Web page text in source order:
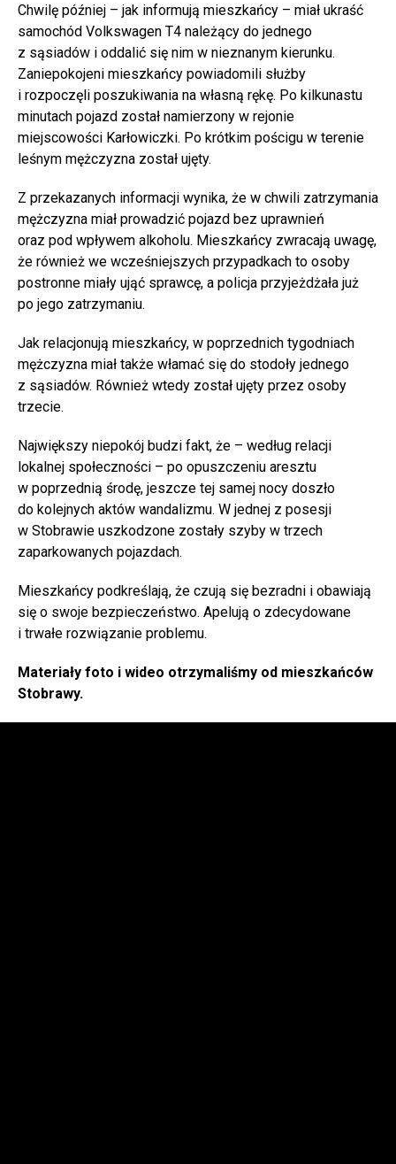
Chwilę później – jak informują mieszkańcy – miał ukraść
samochód Volkswagen T4 należący do jednego
z sąsiadów i oddalić się nim w nieznanym kierunku.
Zaniepokojeni mieszkańcy powiadomili służby
i rozpoczęli poszukiwania na własną rękę. Po kilkunastu
minutach pojazd został namierzony w rejonie
miejscowości Karłowiczki. Po krótkim pościgu w terenie
leśnym mężczyzna został ujęty.
Z przekazanych informacji wynika, że w chwili zatrzymania
mężczyzna miał prowadzić pojazd bez uprawnień
oraz pod wpływem alkoholu. Mieszkańcy zwracają uwagę,
że również we wcześniejszych przypadkach to osoby
postronne miały ująć sprawcę, a policja przyjeżdżała już
po jego zatrzymaniu.
Jak relacjonują mieszkańcy, w poprzednich tygodniach
mężczyzna miał także włamać się do stodoły jednego
z sąsiadów. Również wtedy został ujęty przez osoby
trzecie.
Największy niepokój budzi fakt, że – według relacji
lokalnej społeczności – po opuszczeniu aresztu
w poprzednią środę, jeszcze tej samej nocy doszło
do kolejnych aktów wandalizmu. W jednej z posesji
w Stobrawie uszkodzone zostały szyby w trzech
zaparkowanych pojazdach.
Mieszkańcy podkreślają, że czują się bezradni i obawiają
się o swoje bezpieczeństwo. Apelują o zdecydowane
i trwałe rozwiązanie problemu.
Materiały foto i wideo otrzymaliśmy od mieszkańców
Stobrawy.